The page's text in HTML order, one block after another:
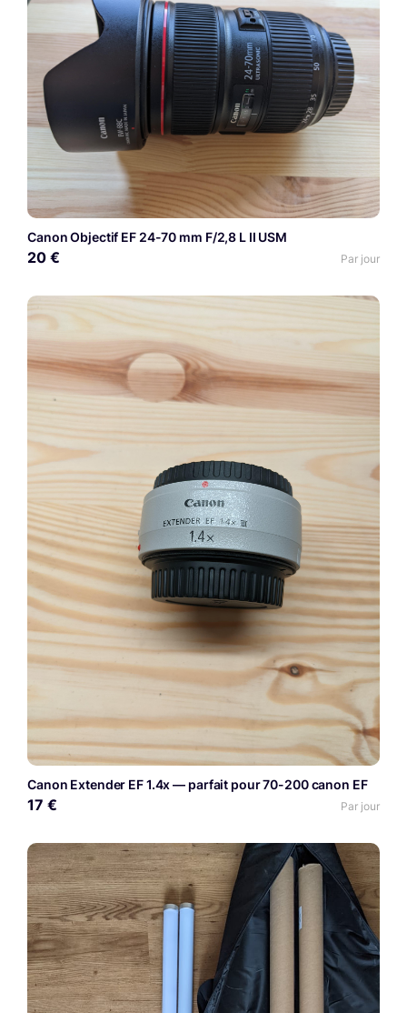
Canon Objectif EF 24-70 mm F/2,8 L II USM
20 € Par jour
Canon Extender EF 1.4x — parfait pour 70-200 canon EF
17 € Par jour